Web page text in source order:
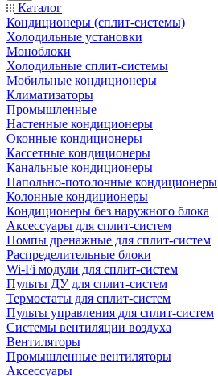
Каталог
Кондиционеры (сплит-системы)
Холодильные установки
Моноблоки
Холодильные сплит-системы
Мобильные кондиционеры
Климатизаторы
Промышленные
Настенные кондиционеры
Оконные кондиционеры
Кассетные кондиционеры
Канальные кондиционеры
Напольно-потолочные кондиционеры
Колонные кондиционеры
Кондиционеры без наружного блока
Аксессуары для сплит-систем
Помпы дренажные для сплит-систем
Распределительные блоки
Wi-Fi модули для сплит-систем
Пульты ДУ для сплит-систем
Термостаты для сплит-систем
Пульты управления для сплит-систем
Системы вентиляции воздуха
Вентиляторы
Промышленные вентиляторы
Аксессуары